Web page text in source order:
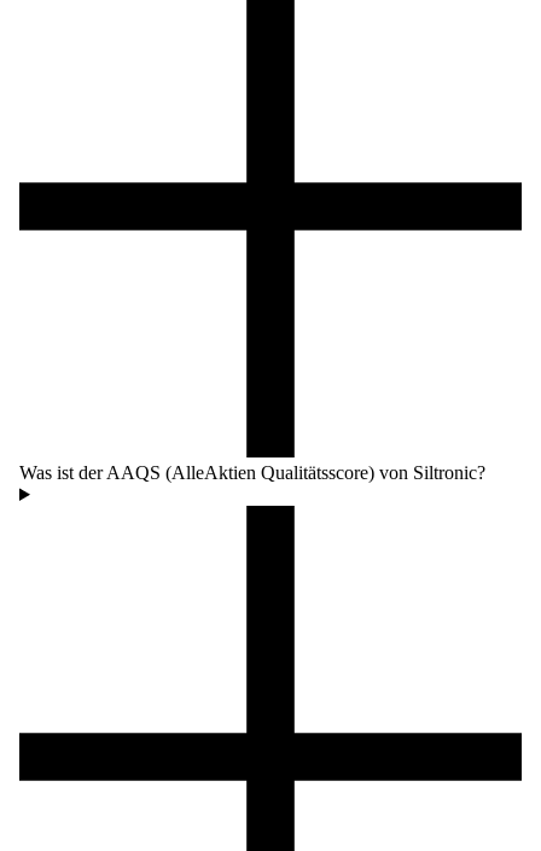
Was ist der AAQS (AlleAktien Qualitätsscore) von Siltronic?